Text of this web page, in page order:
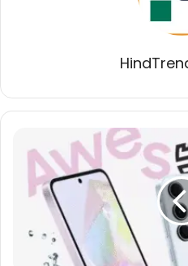
परफॉर्मेंस:
Samsung
Galaxy